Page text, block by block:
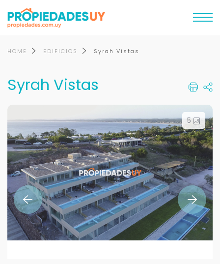
HOME EDIFICIOS Syrah Vistas
Syrah Vistas
5